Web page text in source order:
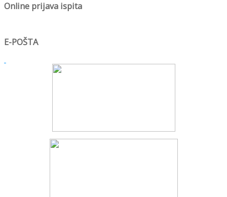
Online prijava ispita
E-POŠTA